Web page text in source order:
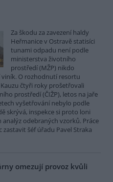
Za škodu za zavezení haldy
Heřmanice v Ostravě statisíci
tunami odpadu není podle
ministerstva životního
prostředí (MŽP) nikdo
O rozhodnutí resortu
čtyři roky prošetřovali
prostředí (ČIŽP), letos na jaře
vyšetřování nebylo podle
skrývá, inspekce si proto loni
odebraných vzorků. Práce
šéf úřadu Pavel Straka
omezují provoz kvůli